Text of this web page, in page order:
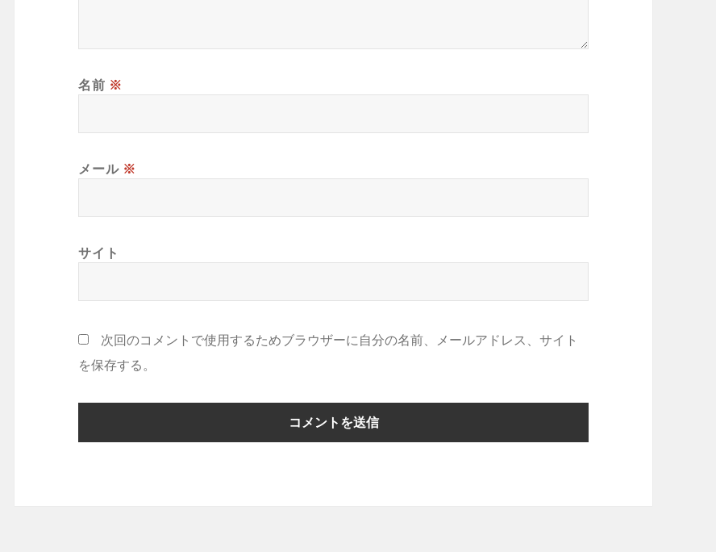
名前 ※
メール ※
サイト
次回のコメントで使用するためブラウザーに自分の名前、メールアドレス、サイト
を保存する。